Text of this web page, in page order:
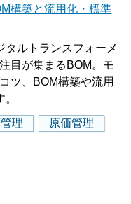
構築と流用化・標準
ルトランスフォーメ
目が集まるBOM。モ
ツ、BOM構築や流用
理
原価管理